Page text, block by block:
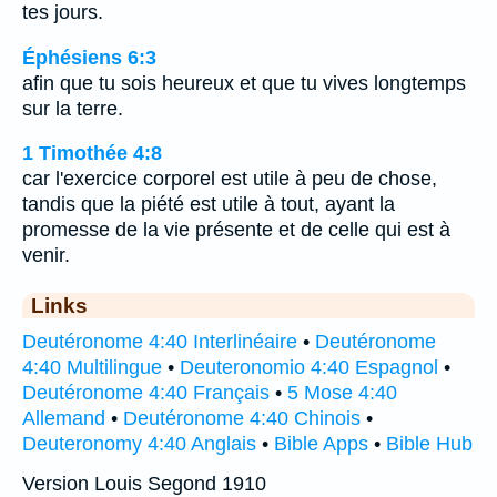
tes jours.
Éphésiens 6:3
afin que tu sois heureux et que tu vives longtemps
sur la terre.
1 Timothée 4:8
car l'exercice corporel est utile à peu de chose,
tandis que la piété est utile à tout, ayant la
promesse de la vie présente et de celle qui est à
venir.
Links
Deutéronome 4:40 Interlinéaire • Deutéronome
4:40 Multilingue • Deuteronomio 4:40 Espagnol •
Deutéronome 4:40 Français • 5 Mose 4:40
Allemand • Deutéronome 4:40 Chinois •
Deuteronomy 4:40 Anglais • Bible Apps • Bible Hub
Version Louis Segond 1910